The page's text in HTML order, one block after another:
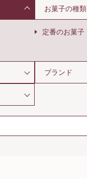
定番のお菓子
お菓子の種類
ブランド